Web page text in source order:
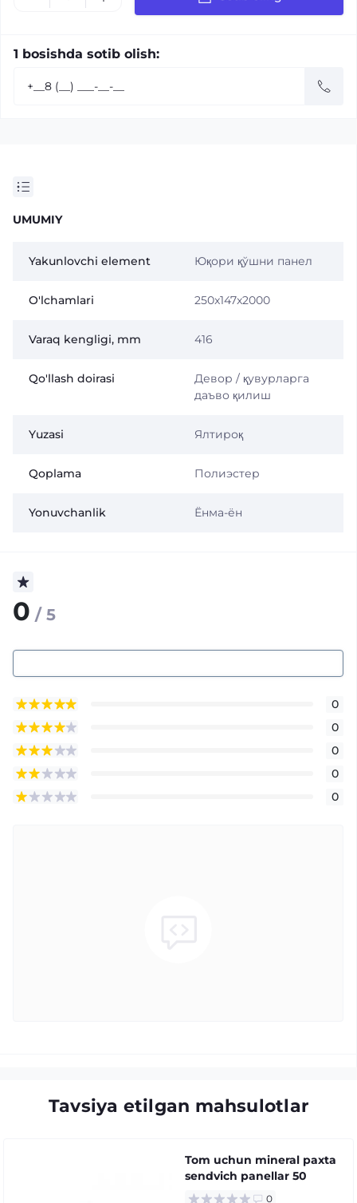
1 bosishda sotib olish:
UMUMIY
Yakunlovchi element Юқори қўшни панел
O'lchamlari 250x147x2000
Varaq kengligi, mm 416
Qo'llash doirasi
Девор / қувурларга
даъво қилиш
Yuzasi Ялтироқ
Qoplama Полиэстер
Yonuvchanlik Ёнма-ён
0 / 5
0
0
0
0
0
Tavsiya etilgan mahsulotlar
Tom uchun mineral paxta
sendvich panellar 50
0